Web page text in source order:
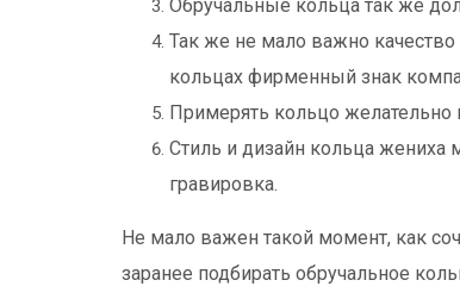
Обручальные кольца так же
Так же не мало важно
кольцах фирменный знак
Примерять кольцо
Стиль и дизайн кольца жениха
гравировка.
Не мало важен такой момент, как
заранее подбирать обручальное